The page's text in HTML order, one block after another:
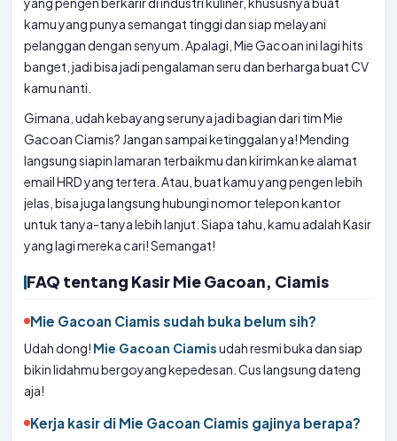
kamu yang punya semangat tinggi dan siap melayani
pelanggan dengan senyum. Apalagi, Mie Gacoan ini lagi hits
banget, jadi bisa jadi pengalaman seru dan berharga buat CV
kamu nanti.
Gimana, udah kebayang serunya jadi bagian dari tim Mie
Gacoan Ciamis? Jangan sampai ketinggalan ya! Mending
langsung siapin lamaran terbaikmu dan kirimkan ke alamat
email HRD yang tertera. Atau, buat kamu yang pengen lebih
jelas, bisa juga langsung hubungi nomor telepon kantor
untuk tanya-tanya lebih lanjut. Siapa tahu, kamu adalah Kasir
yang lagi mereka cari! Semangat!
FAQ tentang Kasir Mie Gacoan, Ciamis
Mie Gacoan Ciamis sudah buka belum sih?
Udah dong! Mie Gacoan Ciamisudah resmi buka dan siap
bikin lidahmu bergoyang kepedesan. Cus langsung dateng
aja!
Kerja kasir di Mie Gacoan Ciamis gajinya berapa?